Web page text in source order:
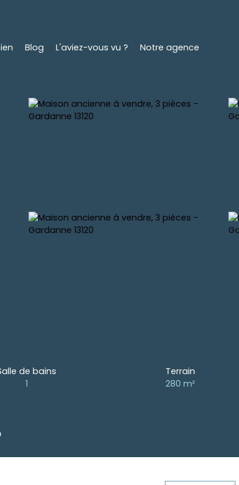
Blog L'aviez-vous vu ? Notre agence
de bains
1
Terrain
280 m²